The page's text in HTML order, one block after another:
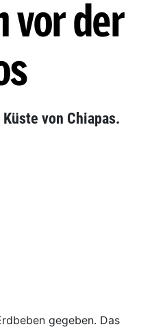
vor der
von Chiapas.
gegeben. Das